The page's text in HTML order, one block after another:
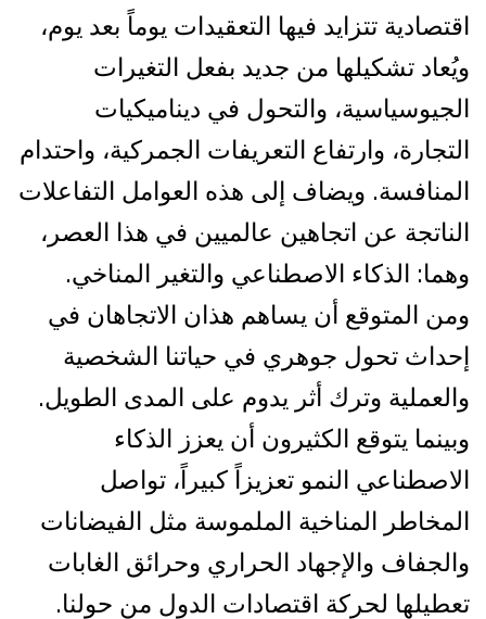
اقتصادية تتزايد فيها التعقيدات يوماً بعد يوم،
ويُعاد تشكيلها من جديد بفعل التغيرات
الجيوسياسية، والتحول في ديناميكيات
التجارة، وارتفاع التعريفات الجمركية، واحتدام
المنافسة. ويضاف إلى هذه العوامل التفاعلات
الناتجة عن اتجاهين عالميين في هذا العصر،
وهما: الذكاء الاصطناعي والتغير المناخي.
ومن المتوقع أن يساهم هذان الاتجاهان في
إحداث تحول جوهري في حياتنا الشخصية
والعملية وترك أثر يدوم على المدى الطويل.
وبينما يتوقع الكثيرون أن يعزز الذكاء
الاصطناعي النمو تعزيزاً كبيراً، تواصل
المخاطر المناخية الملموسة مثل الفيضانات
والجفاف والإجهاد الحراري وحرائق الغابات
تعطيلها لحركة اقتصادات الدول من حولنا.